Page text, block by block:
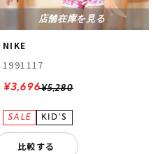
店舗在庫を見る
NIKE
1991117
¥5,280
¥3,696
比較する